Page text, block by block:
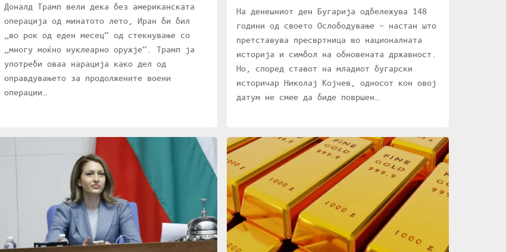
Доналд Трамп вели дека без американската
операција од минатото лето, Иран би бил
„во рок од еден месец“ од стекнување со
„многу моќно нуклеарно оружје“. Трамп ја
употреби оваа нарација како дел од
оправдувањето за продолжените воени
операции…
На денешниот ден Бугарија одбележува 148
години од своето Ослободување – настан што
претставува пресвртница во националната
историја и симбол на обновената државност.
Но, според ставот на младиот бугарски
историчар Николај Којчев, односот кон овој
датум не смее да биде површен…